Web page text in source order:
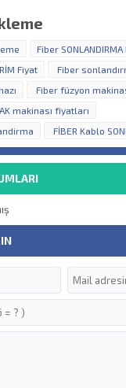
Fiber
Fiyat
Fiber
Fiber füzyon
makinası fiyatları
FİBER Kablo